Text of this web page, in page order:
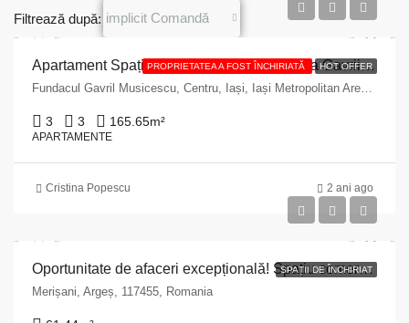
Filtrează după: implicit Comandă
PROPRIETATEA A FOST ÎNCHIRIATĂ HOT OFFER
Apartament Spațios de 165,65 mp pe Strada Gavriil Musicescu (fostă Banu)
Fundacul Gavril Musicescu, Centru, Iași, Iași Metropolitan Area, Iași, 700900, Romania
3 3 165.65m²
APARTAMENTE
Cristina Popescu 2 ani ago
SPAȚII DE ÎNCHIRIAT
Oportunitate de afaceri excepțională! Spațiu comercial de 106 mp în inima Argeșului!
Merișani, Argeș, 117455, Romania